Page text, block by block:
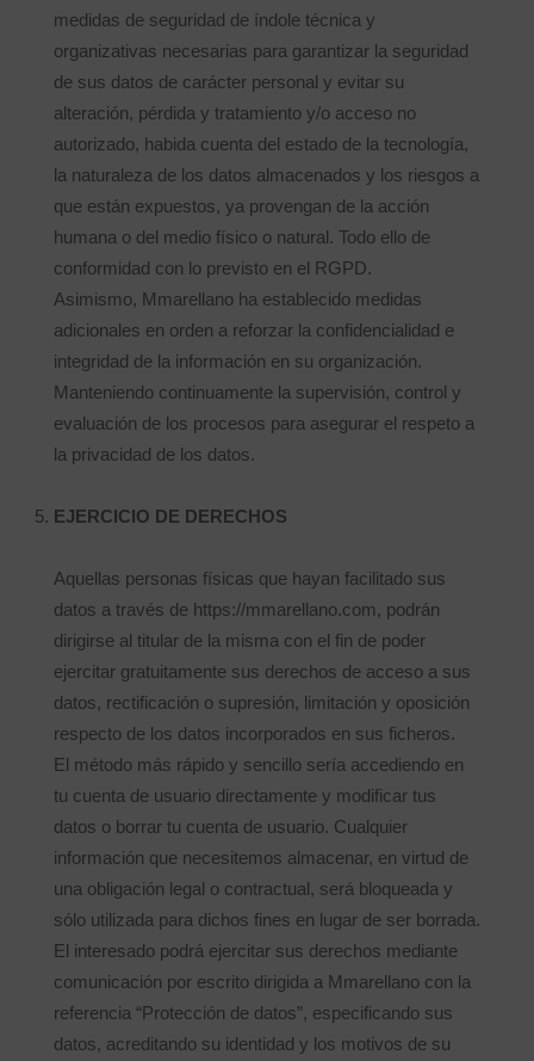
medidas de seguridad de índole técnica y
organizativas necesarias para garantizar la seguridad
de sus datos de carácter personal y evitar su
alteración, pérdida y tratamiento y/o acceso no
autorizado, habida cuenta del estado de la tecnología,
la naturaleza de los datos almacenados y los riesgos a
que están expuestos, ya provengan de la acción
humana o del medio físico o natural. Todo ello de
conformidad con lo previsto en el RGPD.
Asimismo, Mmarellano ha establecido medidas
adicionales en orden a reforzar la confidencialidad e
integridad de la información en su organización.
Manteniendo continuamente la supervisión, control y
evaluación de los procesos para asegurar el respeto a
la privacidad de los datos.
EJERCICIO DE DERECHOS
Aquellas personas físicas que hayan facilitado sus
datos a través de https://mmarellano.com, podrán
dirigirse al titular de la misma con el fin de poder
ejercitar gratuitamente sus derechos de acceso a sus
datos, rectificación o supresión, limitación y oposición
respecto de los datos incorporados en sus ficheros.
El método más rápido y sencillo sería accediendo en
tu cuenta de usuario directamente y modificar tus
datos o borrar tu cuenta de usuario. Cualquier
información que necesitemos almacenar, en virtud de
una obligación legal o contractual, será bloqueada y
sólo utilizada para dichos fines en lugar de ser borrada.
El interesado podrá ejercitar sus derechos mediante
comunicación por escrito dirigida a Mmarellano con la
referencia “Protección de datos”, especificando sus
datos, acreditando su identidad y los motivos de su